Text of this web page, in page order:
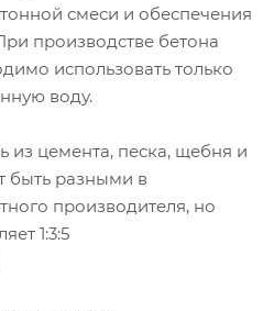
смеси и обеспечения
производстве бетона
использовать только
воду.
из цемента, песка, щебня и
быть разными в
производителя, но
1:3:5